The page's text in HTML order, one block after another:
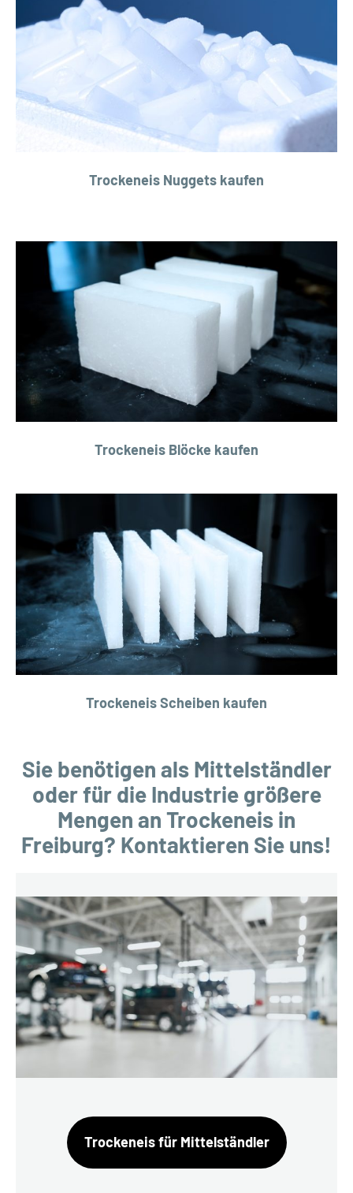
Trockeneis Nuggets kaufen
Trockeneis Blöcke kaufen
Trockeneis Scheiben kaufen
Sie benötigen als Mittelständler
oder für die Industrie größere
Mengen an Trockeneis in
Freiburg? Kontaktieren Sie uns!
Trockeneis für Mittelständler